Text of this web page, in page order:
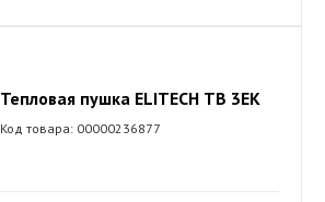
Тепловая пушка ELITECH ТВ 3ЕК
Код товара: 00000236877